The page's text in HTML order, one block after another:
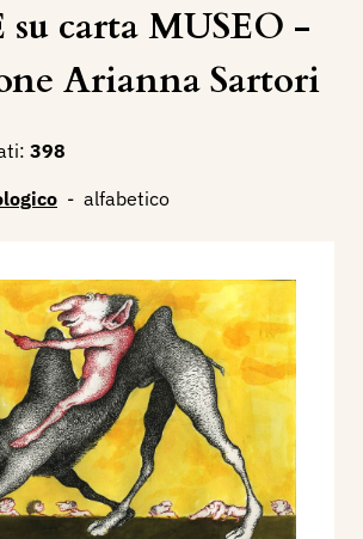
su carta MUSEO -
Arianna Sartori
398
- alfabetico